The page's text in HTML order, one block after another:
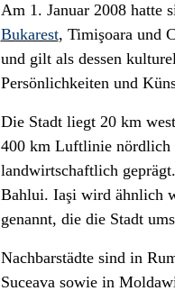
Am 1. Januar 2008 hatte
Bukarest, Timişoaraund
und gilt als dessen
Persönlichkeiten und
Die Stadt liegt 20 km
400 km Luftlinie nördlich
landwirtschaftlich
Bahlui. Iaşi wird ähnlich
genannt, die die Stadt
Nachbarstädte sind in
Suceavasowie in